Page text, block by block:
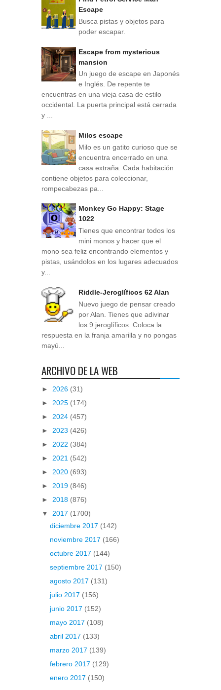
Escape
Busca pistas y objetos para
poder escapar.
Escape from mysterious
mansion
Un juego de escape en Japonés
e Inglés. De repente te
encuentras en una vieja casa de estilo
occidental. La puerta principal está cerrada
y ...
Milos escape
Milo es un gatito curioso que se
encuentra encerrado en una
casa extraña. Cada habitación
contiene objetos para coleccionar,
rompecabezas pa...
Monkey Go Happy: Stage
1022
Tienes que encontrar todos los
mini monos y hacer que el
mono sea feliz encontrando elementos y
pistas, usándolos en los lugares adecuados
y...
Riddle-Jeroglíficos 62 Alan
Nuevo juego de pensar creado
por Alan. Tienes que adivinar
los 9 jeroglíficos. Coloca la
respuesta en la franja amarilla y no pongas
mayú...
ARCHIVO DE LA WEB
► 2026 (31)
► 2025 (174)
► 2024 (457)
► 2023 (426)
► 2022 (384)
► 2021 (542)
► 2020 (693)
► 2019 (846)
► 2018 (876)
▼ 2017 (1700)
diciembre 2017 (142)
noviembre 2017 (166)
octubre 2017 (144)
septiembre 2017 (150)
agosto 2017 (131)
julio 2017 (156)
junio 2017 (152)
mayo 2017 (108)
abril 2017 (133)
marzo 2017 (139)
febrero 2017 (129)
enero 2017 (150)